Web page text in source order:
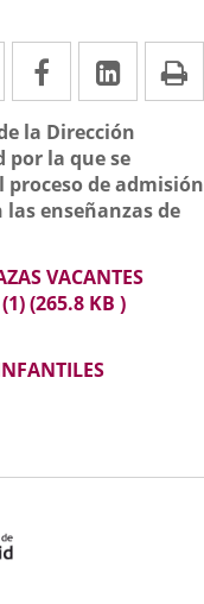
Twitter
Enlace Facebook
Enlace
a
una
aplicación
externa.
Enlace
a
una
la Dirección
por la que se
proceso de admisión
enseñanzas de
VACANTES
(265.8 KB )